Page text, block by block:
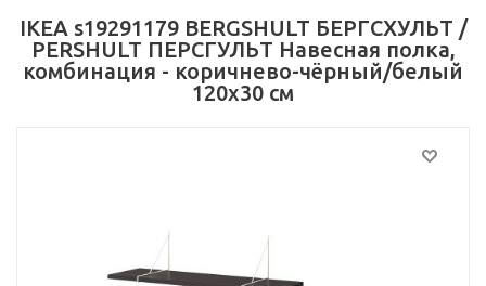
IKEA s19291179 BERGSHULT БЕРГСХУЛЬТ /
PERSHULT ПЕРСГУЛЬТ Навесная полка,
комбинация - коричнево-чёрный/белый
120x30 см